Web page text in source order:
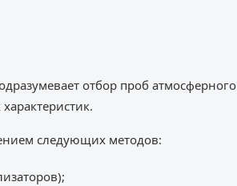
отбор проб атмосферного
следующих методов: